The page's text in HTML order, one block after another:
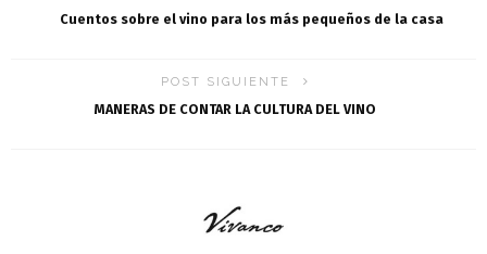
Cuentos sobre el vino para los más pequeños de la casa
POST SIGUIENTE
MANERAS DE CONTAR LA CULTURA DEL VINO